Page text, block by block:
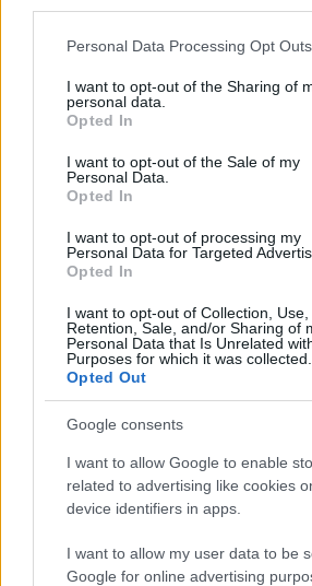
Please note that this website/app uses
not limited to your visit or usage
grant or deny consent to Google and its
use your data for below specified
consent section.
Personal Data Processing Opt Outs
I want to opt-out of the Sharing of
personal data.
Opted In
I want to opt-out of the Sale of my
Personal Data.
Opted In
I want to opt-out of processing my
Personal Data for Targeted
Opted In
I want to opt-out of Collection, Use,
Retention, Sale, and/or Sharing of
Personal Data that Is Unrelated
Purposes for which it was collected.
Opted Out
Google consents
I want to allow Google to enable
related to advertising like cookies
device identifiers in apps.
I want to allow my user data to be
Google for online advertising
Continua a leggere
NEWS